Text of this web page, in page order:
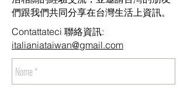
們跟我們共同分享在台灣生活上資訊。
Contattateci 聯絡資訊:
italianiataiwan@gmail.com